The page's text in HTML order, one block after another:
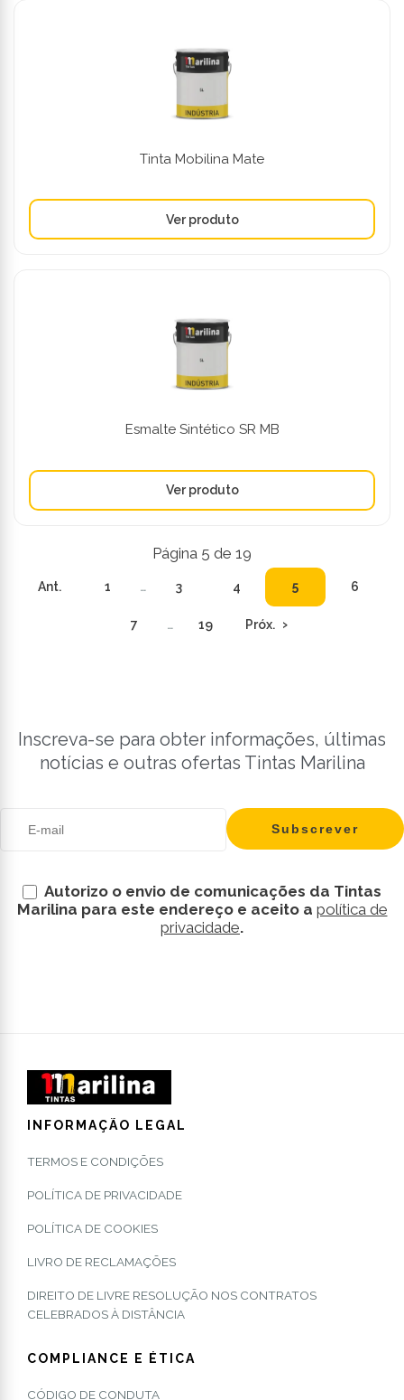
Tinta Mobilina Mate
Esmalte Sintético SR MB
Página 5 de 19
Ant. 1 … 3 4 5 6
7 … 19 Próx.
Inscreva-se para obter informações, últimas
notícias e outras ofertas Tintas Marilina
Autorizo o envio de comunicações da Tintas
Marilina para este endereço e aceito a política de
privacidade.
INFORMAÇÃO LEGAL
TERMOS E CONDIÇÕES
POLÍTICA DE PRIVACIDADE
POLÍTICA DE COOKIES
LIVRO DE RECLAMAÇÕES
DIREITO DE LIVRE RESOLUÇÃO NOS CONTRATOS
CELEBRADOS À DISTÂNCIA
COMPLIANCE E ÉTICA
CÓDIGO DE CONDUTA